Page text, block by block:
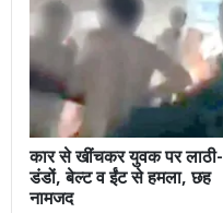
कार से खींचकर युवक पर लाठी-
डंडों, बेल्ट व ईंट से हमला, छह
नामजद